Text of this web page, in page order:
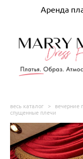
Аренда
весь каталог > вечерние
спущенные плечи